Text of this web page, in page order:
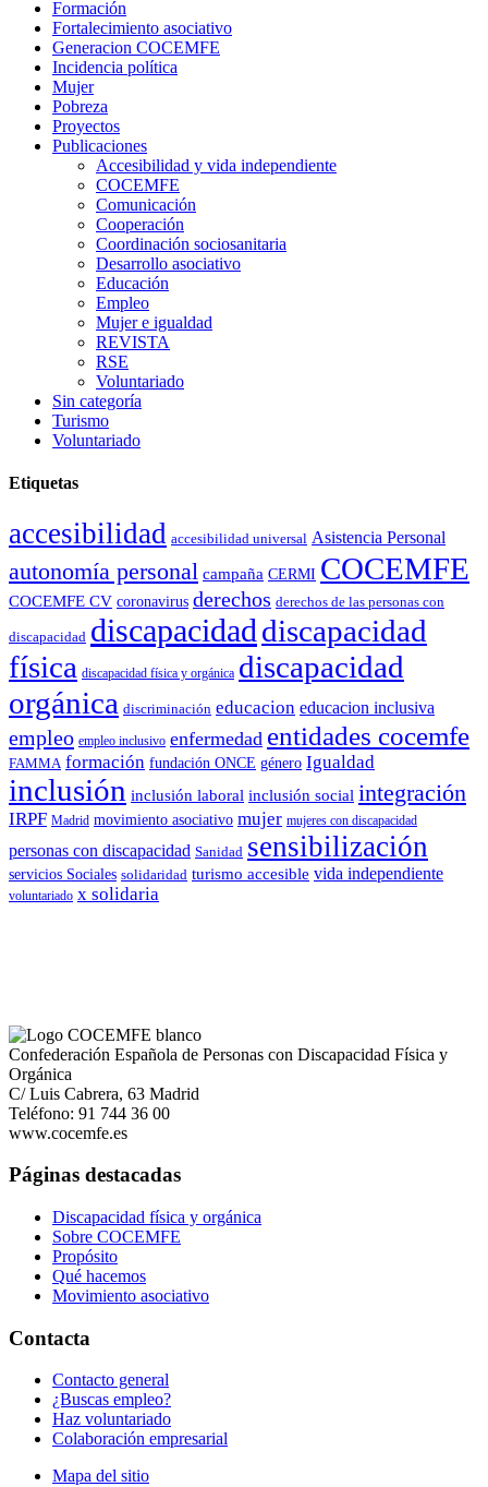
Formación
Fortalecimiento asociativo
Generacion COCEMFE
Incidencia política
Mujer
Pobreza
Proyectos
Publicaciones
Accesibilidad y vida independiente
COCEMFE
Comunicación
Cooperación
Coordinación sociosanitaria
Desarrollo asociativo
Educación
Empleo
Mujer e igualdad
REVISTA
RSE
Voluntariado
Sin categoría
Turismo
Voluntariado
Etiquetas
accesibilidad accesibilidad universal Asistencia Personal
autonomía personal campaña CERMI COCEMFE
COCEMFE CV coronavirus derechos derechos de las personas con
discapacidad discapacidad discapacidad
física discapacidad física y orgánica discapacidad
orgánica discriminación educacion educacion inclusiva
empleo empleo inclusivo enfermedad entidades cocemfe
FAMMA formación fundación ONCE género Igualdad
inclusión inclusión laboral inclusión social integración
IRPF Madrid movimiento asociativo mujer mujeres con discapacidad
personas con discapacidad Sanidad sensibilización
servicios Sociales solidaridad turismo accesible vida independiente
voluntariado x solidaria
Confederación Española de Personas con Discapacidad Física y
Orgánica
C/ Luis Cabrera, 63 Madrid
Teléfono: 91 744 36 00
www.cocemfe.es
Páginas destacadas
Discapacidad física y orgánica
Sobre COCEMFE
Propósito
Qué hacemos
Movimiento asociativo
Contacta
Contacto general
¿Buscas empleo?
Haz voluntariado
Colaboración empresarial
Mapa del sitio